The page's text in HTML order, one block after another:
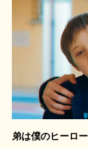
弟は僕のヒーロー